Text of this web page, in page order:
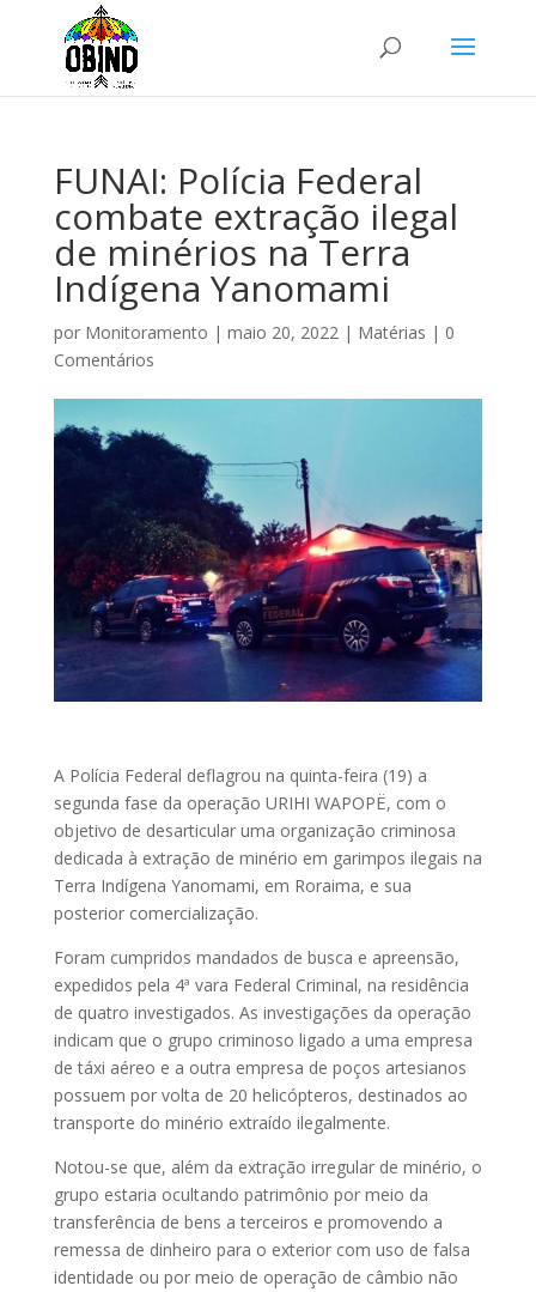
FUNAI: Polícia Federal
combate extração ilegal
de minérios na Terra
Indígena Yanomami
por Monitoramento | maio 20, 2022| Matérias | 0
Comentários
A Polícia Federal deflagrou na quinta-feira (19) a
segunda fase da operação URIHI WAPOPË, com o
objetivo de desarticular uma organização criminosa
dedicada à extração de minério em garimpos ilegais na
Terra Indígena Yanomami, em Roraima, e sua
posterior comercialização.
Foram cumpridos mandados de busca e apreensão,
expedidos pela 4ª vara Federal Criminal, na residência
de quatro investigados. As investigações da operação
indicam que o grupo criminoso ligado a uma empresa
de táxi aéreo e a outra empresa de poços artesianos
possuem por volta de 20 helicópteros, destinados ao
transporte do minério extraído ilegalmente.
Notou-se que, além da extração irregular de minério, o
grupo estaria ocultando patrimônio por meio da
transferência de bens a terceiros e promovendo a
remessa de dinheiro para o exterior com uso de falsa
identidade ou por meio de operação de câmbio não